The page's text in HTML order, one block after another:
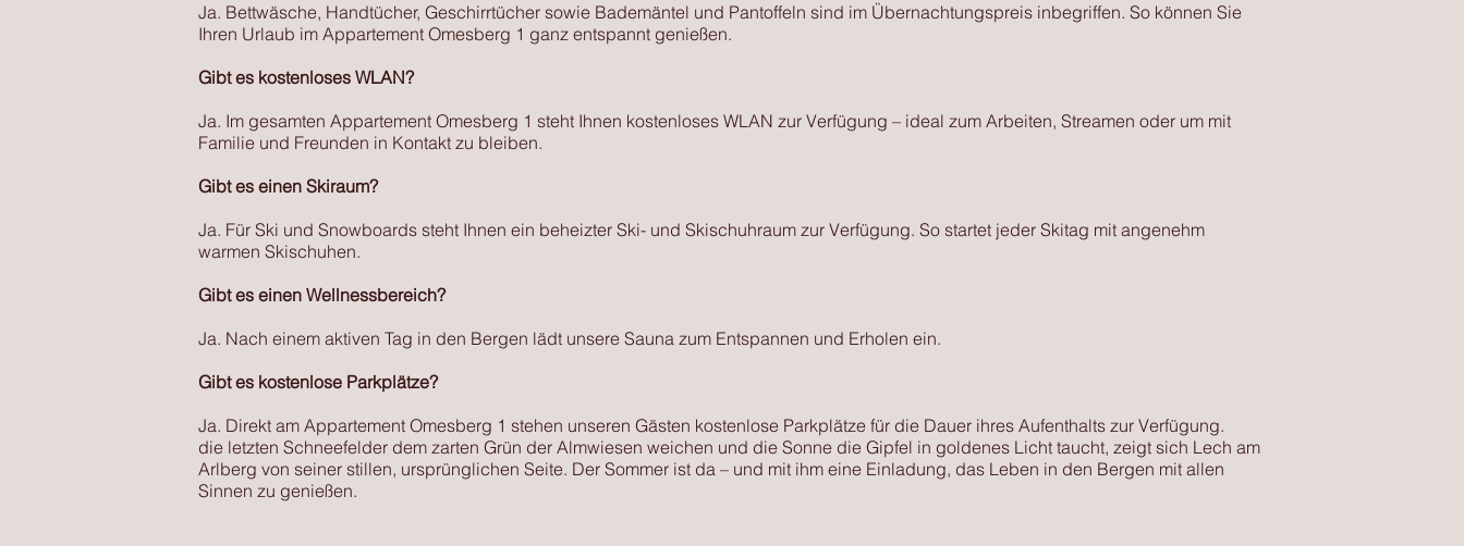
Ja. Bettwäsche, Handtücher, Geschirrtücher sowie Bademäntel und Pantoffeln sind im Übernachtungspreis inbegriffen. So können Sie
Ihren Urlaub im Appartement Omesberg 1 ganz entspannt genießen.
Gibt es kostenloses WLAN?
Ja. Im gesamten Appartement Omesberg 1 steht Ihnen kostenloses WLAN zur Verfügung – ideal zum Arbeiten, Streamen oder um mit
Familie und Freunden in Kontakt zu bleiben.
Gibt es einen Skiraum?
Ja. Für Ski und Snowboards steht Ihnen ein beheizter Ski- und Skischuhraum zur Verfügung. So startet jeder Skitag mit angenehm
warmen Skischuhen.
Gibt es einen Wellnessbereich?
Ja. Nach einem aktiven Tag in den Bergen lädt unsere Sauna zum Entspannen und Erholen ein.
Gibt es kostenlose Parkplätze?
Ja. Direkt am Appartement Omesberg 1 stehen unseren Gästen kostenlose Parkplätze für die Dauer ihres Aufenthalts zur Verfügung.
die letzten Schneefelder dem zarten Grün der Almwiesen weichen und die Sonne die Gipfel in goldenes Licht taucht, zeigt sich Lech am
Arlberg von seiner stillen, ursprünglichen Seite. Der Sommer ist da – und mit ihm eine Einladung, das Leben in den Bergen mit allen
Sinnen zu genießen.